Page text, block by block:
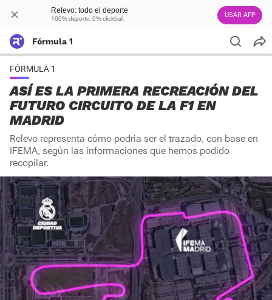
Relevo: todo el deporte
100% deporte. 0% clickbait USAR APP
Fórmula 1
FÓRMULA 1
ASÍ ES LA PRIMERA RECREACIÓN DEL
FUTURO CIRCUITO DE LA F1 EN
MADRID
Relevo representa cómo podría ser el trazado, con base en
IFEMA, según las informaciones que hemos podido
recopilar.